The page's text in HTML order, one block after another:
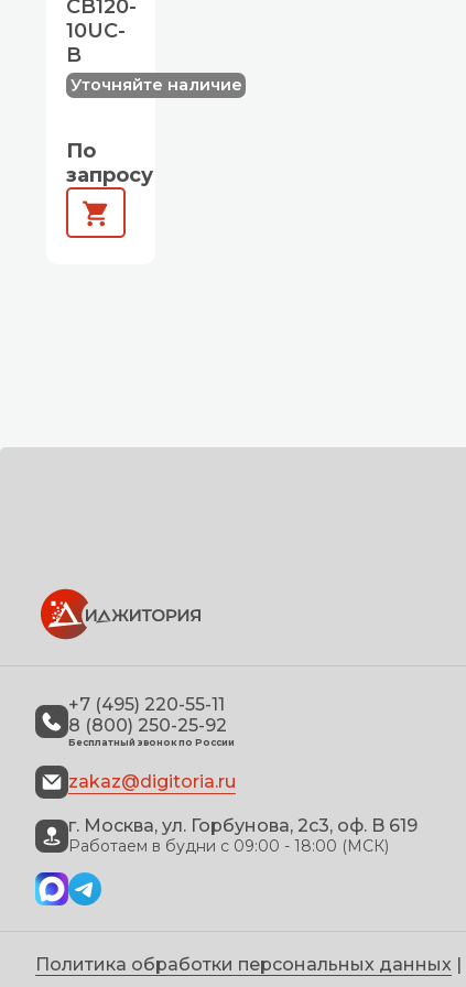
CB120-
10UC-
B
Уточняйте наличие
По
запросу
+7 (495) 220-55-11
8 (800) 250-25-92
Бесплатный звонок по России
zakaz@digitoria.ru
г. Москва, ул. Горбунова, 2с3, оф. B 619
Работаем в будни с 09:00 - 18:00 (МСК)
Политика обработки персональных данных |